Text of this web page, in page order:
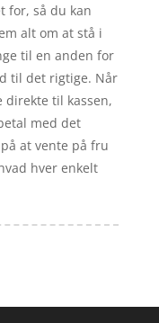
for, så du kan
alt om at stå i
til en anden for
til det rigtige. Når
direkte til kassen,
med det
at vente på fru
hver enkelt